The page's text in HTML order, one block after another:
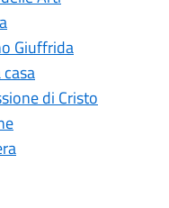
Giuffrida
di Cristo